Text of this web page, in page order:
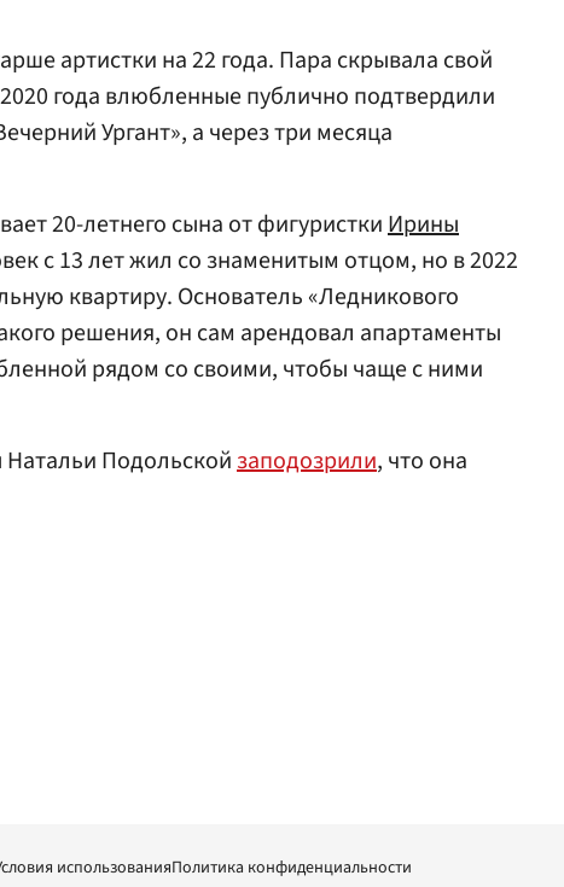
артистки на 22 года. Пара скрывала свой
года влюбленные публично подтвердили
Ургант», а через три месяца
20-летнего сына от фигуристкиИрины
с 13 лет жил со знаменитым отцом, но в 2022
квартиру. Основатель «Ледникового
решения, он сам арендовал апартаменты
рядом со своими, чтобы чаще с ними
Подольскойзаподозрили, что она
использованияПолитика конфиденциальности